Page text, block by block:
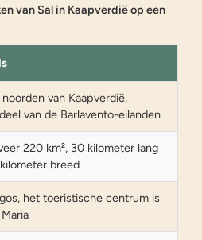
van Sal in Kaapverdië op een
van Kaapverdië,
van de Barlavento-eilanden
220 km², 30 kilometer lang
breed
het toeristische centrum is